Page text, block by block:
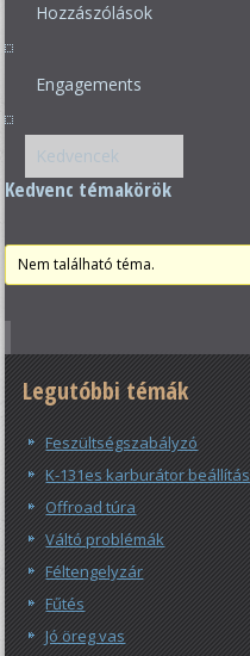
Hozzászólások
Engagements
Kedvencek
Kedvenc témakörök
Nem található téma.
Legutóbbi témák
Feszültségszabályzó
K-131es karburátor beállítás
Offroad túra
Váltó problémák
Féltengelyzár
Fűtés
Jó öreg vas